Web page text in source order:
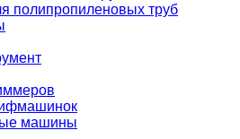
полипропиленовых труб
машины